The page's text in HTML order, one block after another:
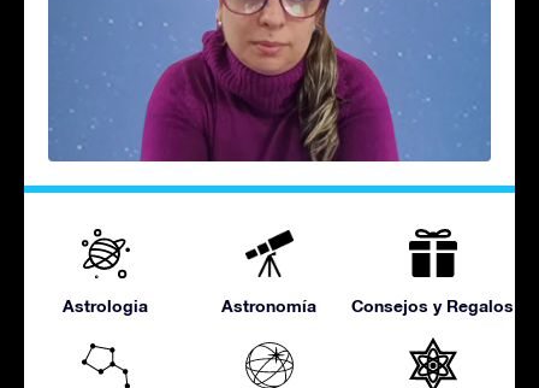
Astrologia Astronomía Consejos y Regalos